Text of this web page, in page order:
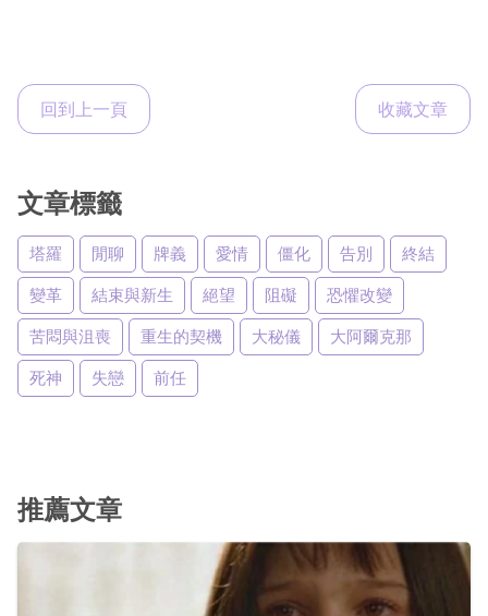
回到上一頁 收藏文章
文章標籤
塔羅 閒聊 牌義 愛情 僵化 告別
終結
變革
結束與新生 絕望 阻礙
恐懼改變
苦悶與沮喪
重生的契機 大秘儀
大阿爾克那
死神
失戀 前任
推薦文章